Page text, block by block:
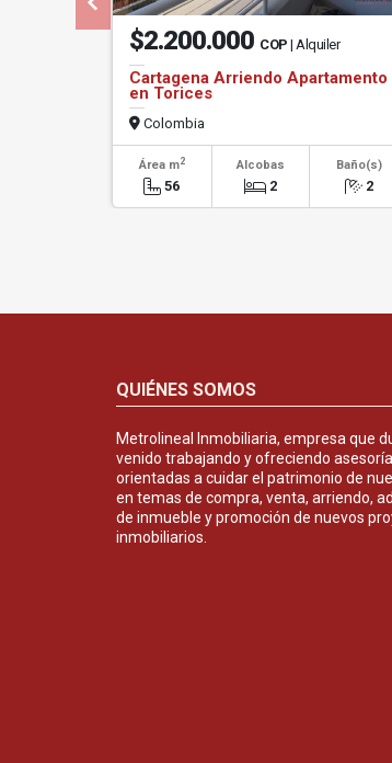
$2.200.000 COP | Alquiler
Cartagena Arriendo Apartamento
en Torices
Colombia
Área m2
56
Alcobas
2
Baño(s)
2
QUIÉNES SOMOS
Metrolineal Inmobiliaria, empresa que
venido trabajando y ofreciendo
orientadas a cuidar el patrimonio de
en temas de compra, venta, arriendo,
de inmueble y promoción de nuevos
inmobiliarios.